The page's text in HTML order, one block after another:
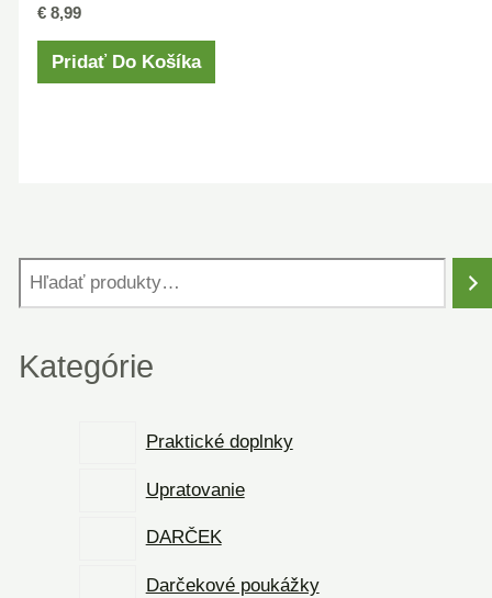
Kategórie
Praktické doplnky
Upratovanie
DARČEK
Darčekové poukážky
€ 8,99
Pridať Do Košíka